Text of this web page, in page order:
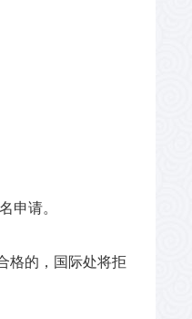
申请。
格的，国际处将拒